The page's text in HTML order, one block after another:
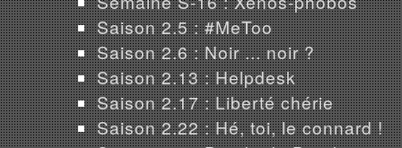
Saison 2.5 : #MeToo
Saison 2.6 : Noir ... noir ?
Saison 2.13 : Helpdesk
Saison 2.17 : Liberté chérie
Saison 2.22 : Hé, toi, le connard !